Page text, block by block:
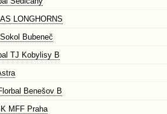
LONGHORNS
Bubeneč
TJ Kobylisy B
Benešov B
MFF Praha